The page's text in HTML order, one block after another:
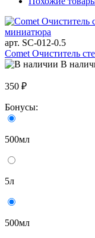
арт. SC-012-0.5
Comet Очиститель
В
350 ₽
Бонусы:
500мл
5л
500мл